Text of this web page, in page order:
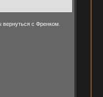
с Френком.